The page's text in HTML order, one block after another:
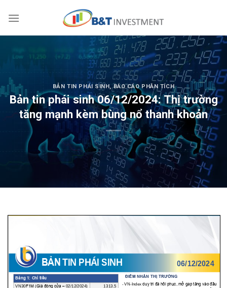
BẢN TIN PHÁI SINH ,BÁO CÁO PHÂN TÍCH
Bản tin phái sinh 06/12/2024: Thị trường
tăng mạnh kèm bùng nổ thanh khoản